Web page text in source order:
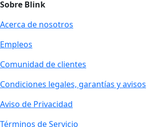
Sobre Blink
Acerca de nosotros
Empleos
Comunidad de clientes
Condiciones legales, garantías y avisos
Aviso de Privacidad
Términos de Servicio